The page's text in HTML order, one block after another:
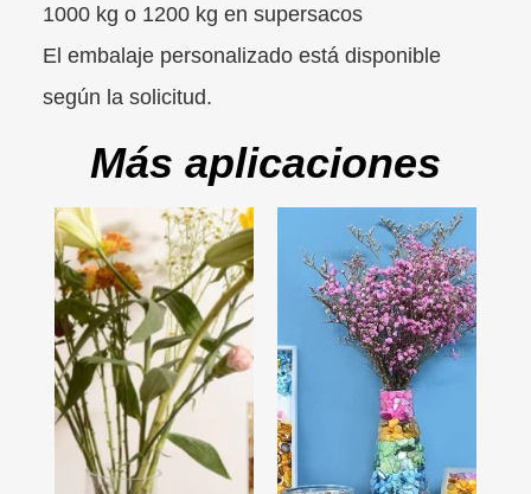
1000 kg o 1200 kg en supersacos
El embalaje personalizado está disponible
según la solicitud.
Más aplicaciones